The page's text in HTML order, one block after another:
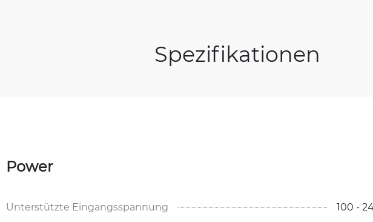
Spezifikationen
Power
Unterstützte Eingangsspannung 100 -